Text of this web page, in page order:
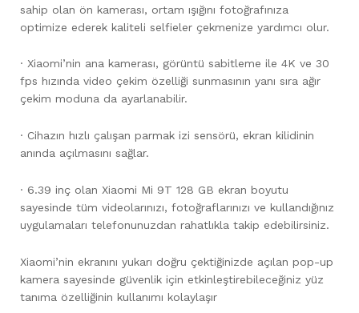
sahip olan ön kamerası, ortam ışığını fotoğrafınıza
optimize ederek kaliteli selfieler çekmenize yardımcı olur.
· Xiaomi’nin ana kamerası, görüntü sabitleme ile 4K ve 30
fps hızında video çekim özelliği sunmasının yanı sıra ağır
çekim moduna da ayarlanabilir.
· Cihazın hızlı çalışan parmak izi sensörü, ekran kilidinin
anında açılmasını sağlar.
· 6.39 inç olan Xiaomi Mi 9T 128 GB ekran boyutu
sayesinde tüm videolarınızı, fotoğraflarınızı ve kullandığınız
uygulamaları telefonunuzdan rahatlıkla takip edebilirsiniz.
Xiaomi’nin ekranını yukarı doğru çektiğinizde açılan pop-up
kamera sayesinde güvenlik için etkinleştirebileceğiniz yüz
tanıma özelliğinin kullanımı kolaylaşır